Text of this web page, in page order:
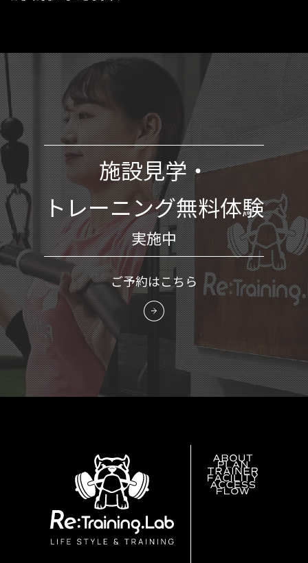
施設見学・
トレーニング無料体験
実施中
ご予約はこちら